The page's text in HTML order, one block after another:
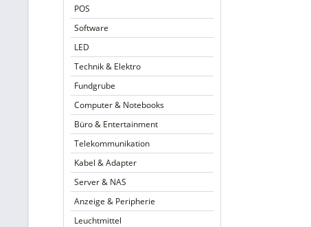
POS
Software
LED
Technik & Elektro
Fundgrube
Computer & Notebooks
Büro & Entertainment
Telekommunikation
Kabel & Adapter
Server & NAS
Anzeige & Peripherie
Leuchtmittel